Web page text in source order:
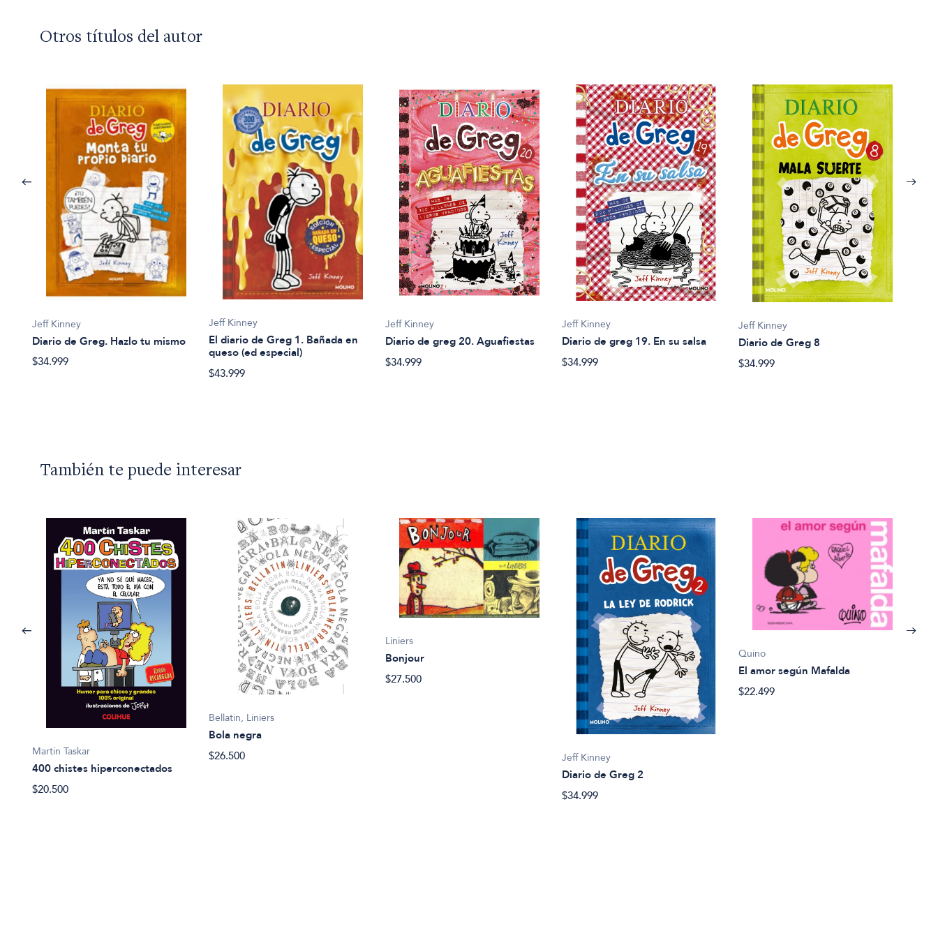
Otros títulos del autor
Jeff Kinney
Diario de Greg. Hazlo tu mismo
$34.999
Jeff Kinney
El diario de Greg 1. Bañada en
queso (ed especial)
$43.999
Jeff Kinney
Diario de greg 20. Aguafiestas
$34.999
Jeff Kinney
Diario de greg 19. En su salsa
$34.999
Jeff Kinney
Diario de Greg 8
$34.999
También te puede interesar
Martín Taskar
400 chistes hiperconectados
$20.500
Bellatin, Liniers
Bola negra
$26.500
Liniers
Bonjour
$27.500
Jeff Kinney
Diario de Greg 2
$34.999
Quino
El amor según Mafalda
$22.499